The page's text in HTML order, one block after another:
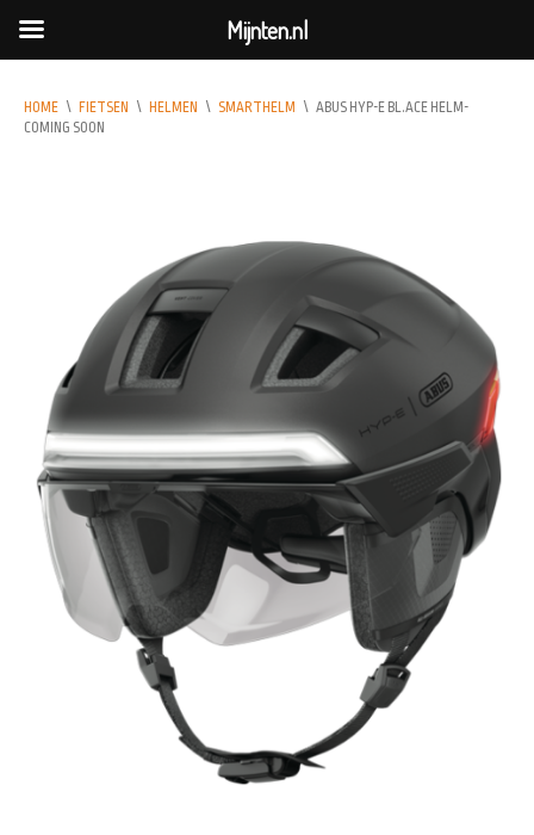
HOME \ FIETSEN \ HELMEN \ SMARTHELM \ ABUS HYP-E BL.ACE HELM-
COMING SOON
Mijnten.nl